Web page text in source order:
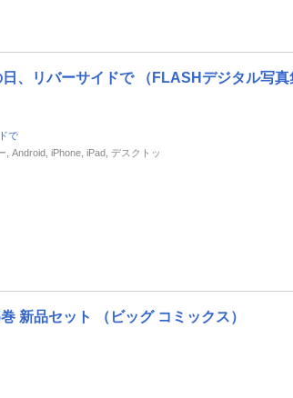
リバーサイドで （FLASHデジタル写真
で
Android, iPhone, iPad, デスクトッ
新品セット （ビッグ コミックス）